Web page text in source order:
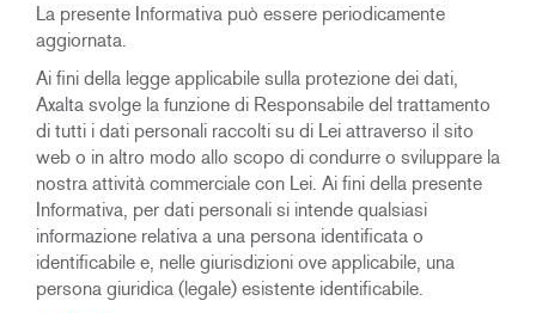
La presente Informativa può essere periodicamente
aggiornata.
Ai fini della legge applicabile sulla protezione dei dati,
Axalta svolge la funzione di Responsabile del trattamento
di tutti i dati personali raccolti su di Lei attraverso il sito
web o in altro modo allo scopo di condurre o sviluppare la
nostra attività commerciale con Lei. Ai fini della presente
Informativa, per dati personali si intende qualsiasi
informazione relativa a una persona identificata o
identificabile e, nelle giurisdizioni ove applicabile, una
persona giuridica (legale) esistente identificabile.